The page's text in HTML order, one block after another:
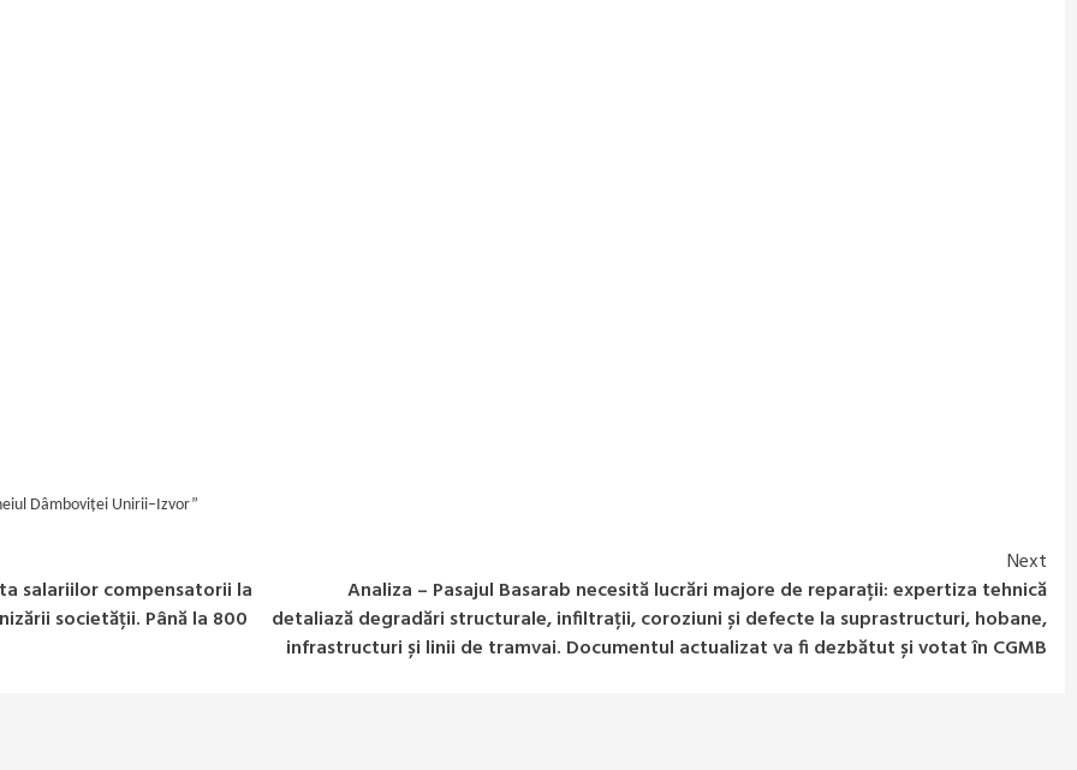
Dâmboviței Unirii–Izvor”
salariilor compensatorii la
societății. Până la 800
Next
Analiza – Pasajul Basarab necesită lucrări majore de reparații: expertiza tehnică
detaliază degradări structurale, infiltrații, coroziuni și defecte la suprastructuri, hobane,
infrastructuri și linii de tramvai. Documentul actualizat va fi dezbătut și votat în CGMB